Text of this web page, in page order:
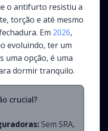
o antifurto resistiu a
torção e até mesmo
Em 2026,
evoluindo, ter um
uma opção, é uma
dormir tranquilo.
crucial?
Sem SRA,